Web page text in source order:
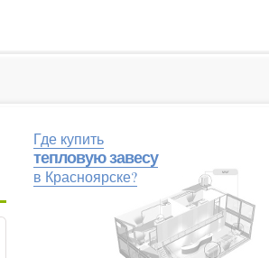
Где купить
тепловую завесу
в Красноярске?